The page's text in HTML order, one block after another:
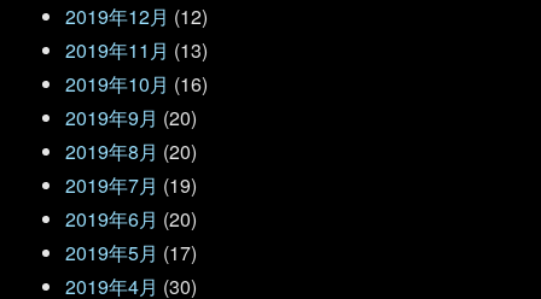
2019年12月 (12)
2019年11月 (13)
2019年10月 (16)
2019年9月 (20)
2019年8月 (20)
2019年7月 (19)
2019年6月 (20)
2019年5月 (17)
2019年4月 (30)